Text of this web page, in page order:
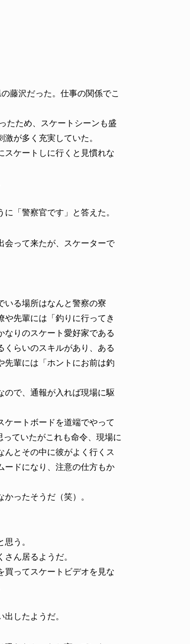
藤沢だった。仕事の関係でこ
ため、スケートシーンも盛
が多く充実していた。
スケートしに行くと見慣れな
「警察官です」と答えた。
って来たが、スケーターで
る場所はなんと警察の寮
先輩には「釣りに行ってき
なりのスケート愛好家である
くらいのスキルがあり、ある
先輩には「ホントにお前は釣
で、通報が入れば現場に駆
ートボードを道端でやって
ていたがこれも命令、現場に
とその中に彼がよく行くス
ードになり、注意の仕方もか
ったそうだ（笑）。
う。
ん居るようだ。
ってスケートビデオを見な
したようだ。